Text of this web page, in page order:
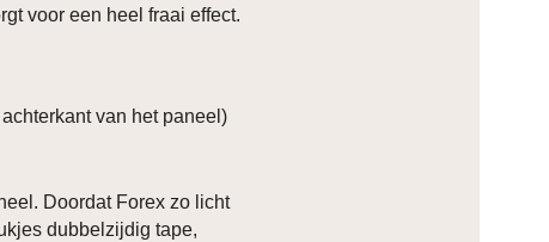
voor een heel fraai effect.
van het paneel)
Doordat Forex zo licht
dubbelzijdig tape,